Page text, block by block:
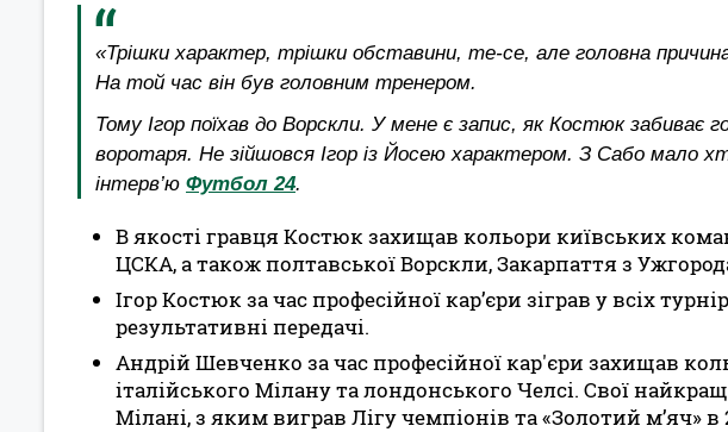
«Трішки характер, трішки обставини, те-се, але головна
На той час він був головним тренером.
Тому Ігор поїхав до Ворскли. У мене є запис, як Костюк забиває
воротаря. Не зійшовся Ігор із Йосею характером. З Сабо мало
інтерв’ю Футбол 24.
В якості гравця Костюк захищав кольори київських
ЦСКА, а також полтавської Ворскли, Закарпаття з
Ігор Костюк за час професійної кар’єри зіграв у всіх
результативні передачі.
Андрій Шевченко за час професійної кар'єри захищав
італійського Мілану та лондонського Челсі. Свої
Мілані, з яким виграв Лігу чемпіонів та «Золотий м’яч» в